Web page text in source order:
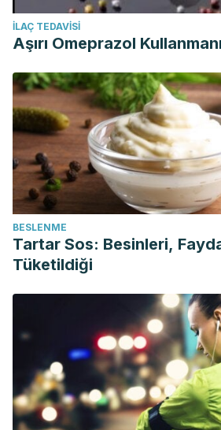
İLAÇ TEDAVISI
Aşırı Omeprazol
BESLENME
Tartar Sos: Besinleri,
Tüketildiği